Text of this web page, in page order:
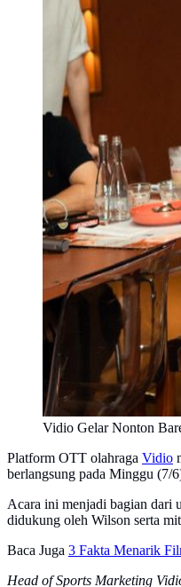
Vidio Gelar Nonton
Platform OTT olahraga Vidio
berlangsung pada Minggu (7/
Acara ini menjadi bagian dari
didukung oleh Wilson serta
Baca Juga 3 Fakta Menarik
Head of Sports Marketing